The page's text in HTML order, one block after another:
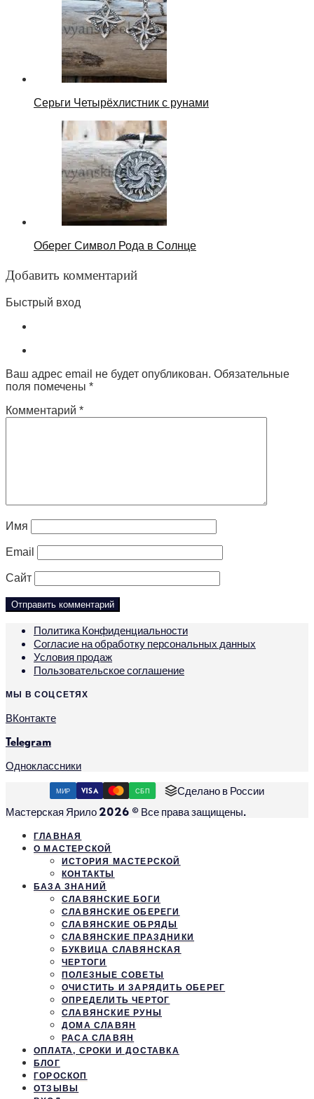
Серьги Четырёхлистник с рунами
Оберег Символ Рода в Солнце
Добавить комментарий
Быстрый вход
Ваш адрес email не будет опубликован. Обязательные
поля помечены *
Комментарий *
Имя
Email
Сайт
Политика Конфиденциальности
Согласие на обработку персональных данных
Условия продаж
Пользовательское соглашение
МЫ В СОЦСЕТЯХ
ВКонтакте
Telegram
Одноклассники
МИР VISA СБП
Сделано в России
Мастерская Ярило 2026 © Все права защищены.
ГЛАВНАЯ
О МАСТЕРСКОЙ
ИСТОРИЯ МАСТЕРСКОЙ
КОНТАКТЫ
БАЗА ЗНАНИЙ
СЛАВЯНСКИЕ БОГИ
СЛАВЯНСКИЕ ОБЕРЕГИ
СЛАВЯНСКИЕ ОБРЯДЫ
СЛАВЯНСКИЕ ПРАЗДНИКИ
БУКВИЦА СЛАВЯНСКАЯ
ЧЕРТОГИ
ПОЛЕЗНЫЕ СОВЕТЫ
ОЧИСТИТЬ И ЗАРЯДИТЬ ОБЕРЕГ
ОПРЕДЕЛИТЬ ЧЕРТОГ
СЛАВЯНСКИЕ РУНЫ
ДОМА СЛАВЯН
РАСА СЛАВЯН
ОПЛАТА, СРОКИ И ДОСТАВКА
БЛОГ
ГОРОСКОП
ОТЗЫВЫ